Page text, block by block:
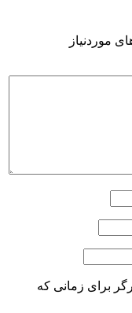
موردنیاز
برای زمانی که